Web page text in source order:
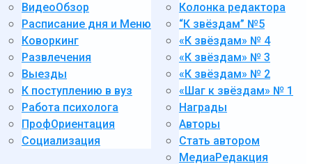
ВидеоОбзор
Расписание дня и Меню
Коворкинг
Развлечения
Выезды
К поступлению в вуз
Работа психолога
ПрофОриентация
Социализация
Колонка редактора
“К звёздам” №5
«К звёздам» № 4
«К звёздам» № 3
«К звёздам» № 2
«Шаг к звёздам» № 1
Награды
Авторы
Стать автором
МедиаРедакция